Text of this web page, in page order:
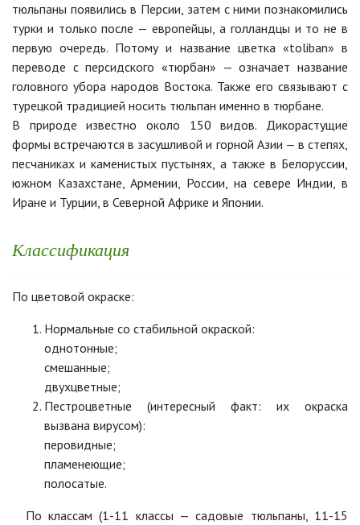
тюльпаны появились в Персии, затем с ними познакомились
турки и только после — европейцы, а голландцы и то не в
первую очередь. Потому и название цветка «toliban» в
переводе с персидского «тюрбан» — означает название
головного убора народов Востока. Также его связывают с
турецкой традицией носить тюльпан именно в тюрбане.
В природе известно около 150 видов. Дикорастущие
формы встречаются в засушливой и горной Азии — в степях,
песчаниках и каменистых пустынях, а также в Белоруссии,
южном Казахстане, Армении, России, на севере Индии, в
Иране и Турции, в Северной Африке и Японии.
Классификация
По цветовой окраске:
Нормальные со стабильной окраской:
однотонные;
смешанные;
двухцветные;
Пестроцветные (интересный факт: их окраска
вызвана вирусом):
перовидные;
пламенеющие;
полосатые.
По классам (1-11 классы — садовые тюльпаны, 11-15